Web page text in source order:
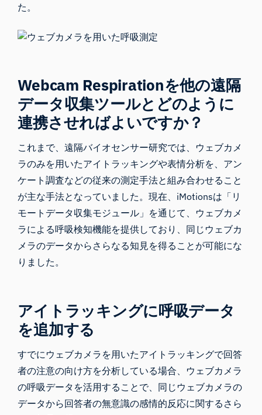
た。
Webcam Respirationを他の遠隔
データ収集ツールとどのように
連携させればよいですか？
これまで、遠隔バイオセンサー研究では、ウェブカメ
ラのみを用いたアイトラッキングや表情分析を、アン
ケート調査などの従来の測定手法と組み合わせること
が主な手法となっていました。現在、iMotionsは「 リ
モートデータ収集モジュール 」を通じて、ウェブカメ
ラによる呼吸検知機能を提供しており、同じウェブカ
メラのデータからさらなる知見を得ることが可能にな
りました。
アイトラッキングに呼吸データ
を追加する
すでにウェブカメラを用いたアイトラッキングで回答
者の注意の向け方を分析している場合、ウェブカメラ
の呼吸データを活用することで、同じウェブカメラの
データから回答者の無意識の感情的反応に関するさら